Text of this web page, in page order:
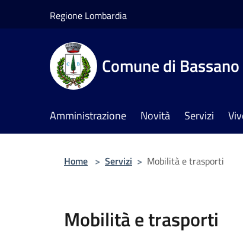
Regione Lombardia
Comune di
Amministrazione Novità Servizi
Home > Servizi > Mobilità e trasporti
Mobilità e trasporti